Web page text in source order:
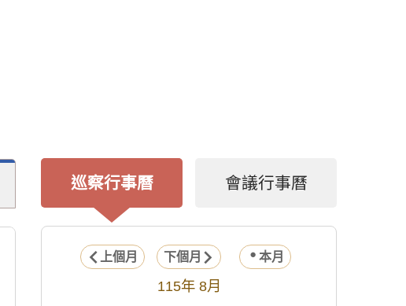
巡察行事曆 會議行事曆
上個月 下個月 本月
115年 8月